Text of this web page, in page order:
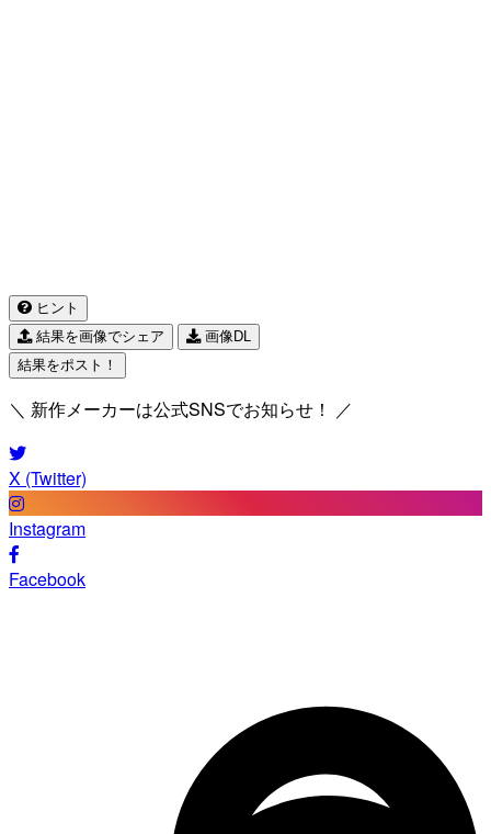
ヒント
結果を画像でシェア
画像DL
結果をポスト！
＼ 新作メーカーは公式SNSでお知らせ！ ／
X (Twitter)
Instagram
Facebook